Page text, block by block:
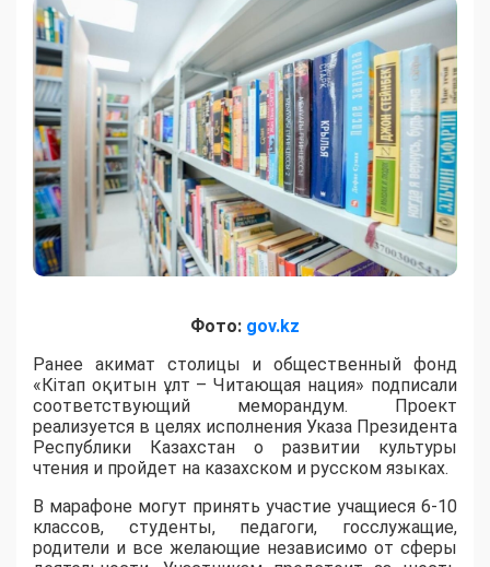
Фото: gov.kz
Ранее акимат столицы и общественный фонд
«Кітап оқитын ұлт – Читающая нация» подписали
соответствующий меморандум. Проект
реализуется в целях исполнения Указа Президента
Республики Казахстан о развитии культуры
чтения и пройдет на казахском и русском языках.
В марафоне могут принять участие учащиеся 6-10
классов, студенты, педагоги, госслужащие,
родители и все желающие независимо от сферы